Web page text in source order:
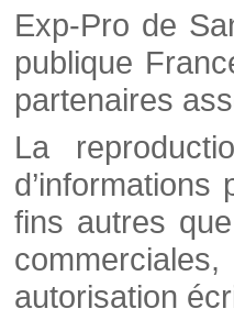
Exp-Pro de
publique
partenaires
La
fins autres
autorisation